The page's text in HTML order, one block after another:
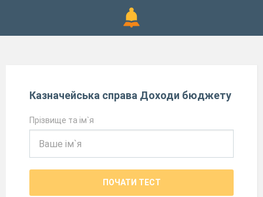
Казначейська справа Доходи бюджету
Прізвище та ім`я
ПОЧАТИ ТЕСТ